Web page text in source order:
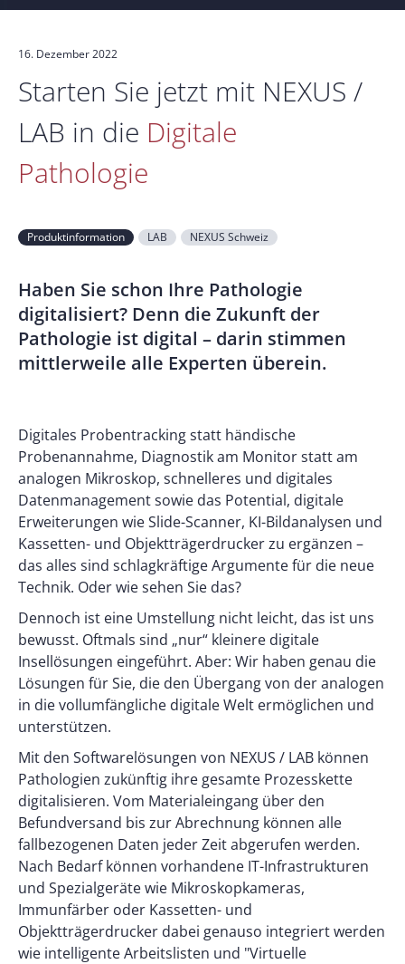
16. Dezember 2022
Starten Sie jetzt mit NEXUS /
LAB in die Digitale
Pathologie
Produktinformation LAB NEXUS Schweiz
Haben Sie schon Ihre Pathologie
digitalisiert? Denn die Zukunft der
Pathologie ist digital – darin stimmen
mittlerweile alle Experten überein.
Digitales Probentracking statt händische
Probenannahme, Diagnostik am Monitor statt am
analogen Mikroskop, schnelleres und digitales
Datenmanagement sowie das Potential, digitale
Erweiterungen wie Slide-Scanner, KI-Bildanalysen und
Kassetten- und Objektträgerdrucker zu ergänzen –
das alles sind schlagkräftige Argumente für die neue
Technik. Oder wie sehen Sie das?
Dennoch ist eine Umstellung nicht leicht, das ist uns
bewusst. Oftmals sind „nur“ kleinere digitale
Insellösungen eingeführt. Aber: Wir haben genau die
Lösungen für Sie, die den Übergang von der analogen
in die vollumfängliche digitale Welt ermöglichen und
unterstützen.
Mit den Softwarelösungen von NEXUS / LAB können
Pathologien zukünftig ihre gesamte Prozesskette
digitalisieren. Vom Materialeingang über den
Befundversand bis zur Abrechnung können alle
fallbezogenen Daten jeder Zeit abgerufen werden.
Nach Bedarf können vorhandene IT-Infrastrukturen
und Spezialgeräte wie Mikroskopkameras,
Immunfärber oder Kassetten- und
Objektträgerdrucker dabei genauso integriert werden
wie intelligente Arbeitslisten und "Virtuelle